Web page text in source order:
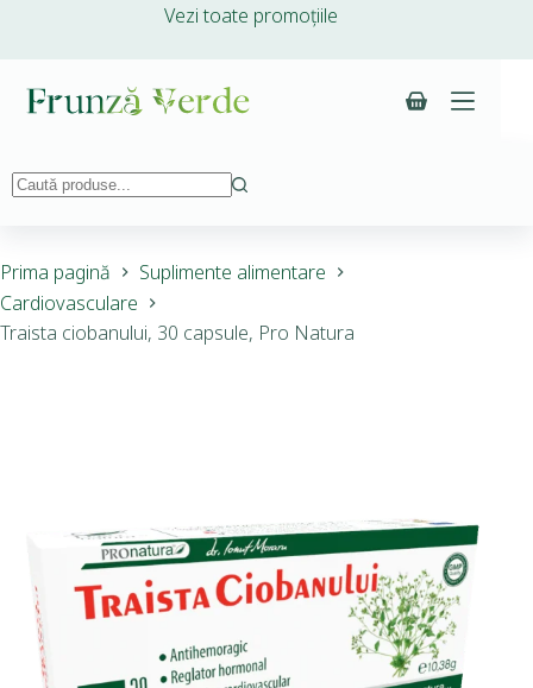
Vezi toate promoțiile
Prima pagină
Suplimente alimentare
Cardiovasculare
Traista ciobanului, 30 capsule, Pro Natura